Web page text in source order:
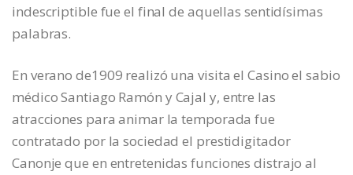
indescriptible fue el final de aquellas sentidísimas
palabras.
En verano de1909 realizó una visita el Casino el sabio
médico Santiago Ramón y Cajal y, entre las
atracciones para animar la temporada fue
contratado por la sociedad el prestidigitador
Canonje que en entretenidas funciones distrajo al